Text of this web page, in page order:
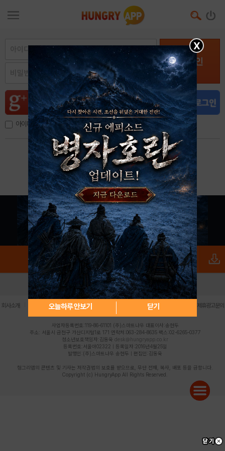
로그인
아이디, 이메일 저장
아이디 / 비밀번호 찾기 회원가입
X
오늘하루 안보기 닫기
로그인 PC버전 전체앱
회사소개 | 개인정보 처리방침 불법촬영물 신고센터 제휴광고문의
사업자등록번호:119-86-61101 (주)스마트나우 대표이사:송현두
주소: 서울시 금천구 가산디지털1로 171 연락처:063-284-8635 팩스:02-6265-0377
청소년보호책임자:김동욱 desk@hungryapp.co.kr
등록번호:서울아02322 | 등록일자:2016년4월25일
발행인:(주)스마트나우 송현두 | 편집인:김동욱
헝그리앱의 콘텐츠 및 기사는 저작권법의 보호를 받으므로, 무단 전재, 복사, 배포 등을 금합니다.
Copyright (c) HungryApp All Rights Reserved.